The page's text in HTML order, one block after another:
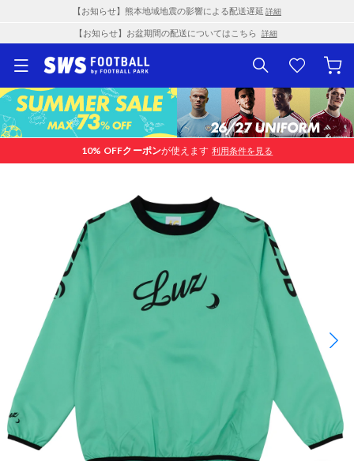
【お知らせ】熊本地域地震の影響による配送遅延 詳細
【お知らせ】お盆期間の配送についてはこちら 詳細
10% OFFクーポンが使えます 利用条件を見る